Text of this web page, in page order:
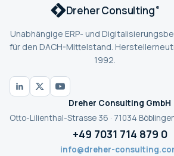
Dreher Consulting ®
Unabhängige ERP- und
für den DACH-Mittelstand.
1992.
Dreher Consulting GmbH
Otto-Lilienthal-Strasse 36 · 71034
+49 7031 714 879 0
info@dreher-